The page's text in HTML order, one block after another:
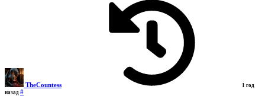
TheCountess
1 год
назад #